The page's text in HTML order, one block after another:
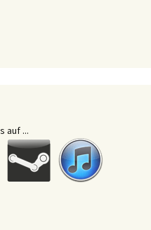
auf ...